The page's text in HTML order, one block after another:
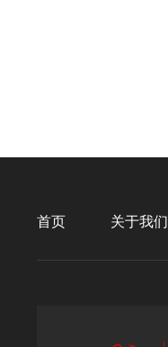
首页 关于我们